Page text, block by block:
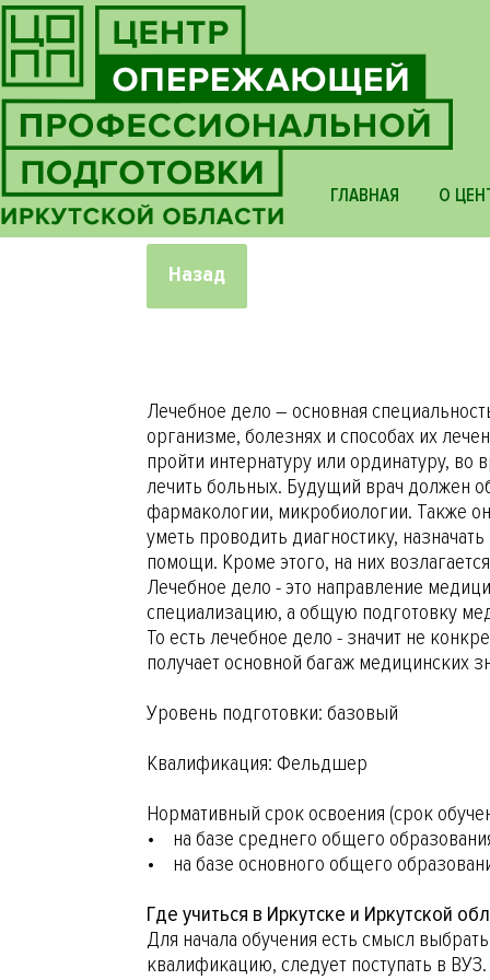
ГЛАВНАЯ О
Назад
Лечебное дело – основная
организме, болезнях и способах их
пройти интернатуру или ординатуру,
лечить больных. Будущий врач должен
фармакологии, микробиологии. Также
уметь проводить диагностику,
помощи. Кроме этого, на них
Лечебное дело - это направление
специализацию, а общую подготовку
То есть лечебное дело - значит не
получает основной багаж медицинских
Уровень подготовки: базовый
Квалификация: Фельдшер
Нормативный срок освоения (срок
• на базе среднего общего
• на базе основного общего
Где учиться в Иркутске и Иркутской
Для начала обучения есть смысл
квалификацию, следует поступать в